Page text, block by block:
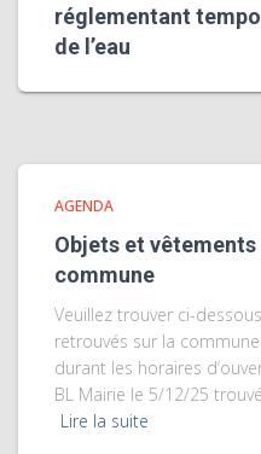
réglementant
de l’eau
AGENDA
Objets et
commune
Veuillez trouver ci-
retrouvés sur la
durant les horaires
BL Mairie le 5/12/25
Lire la suite